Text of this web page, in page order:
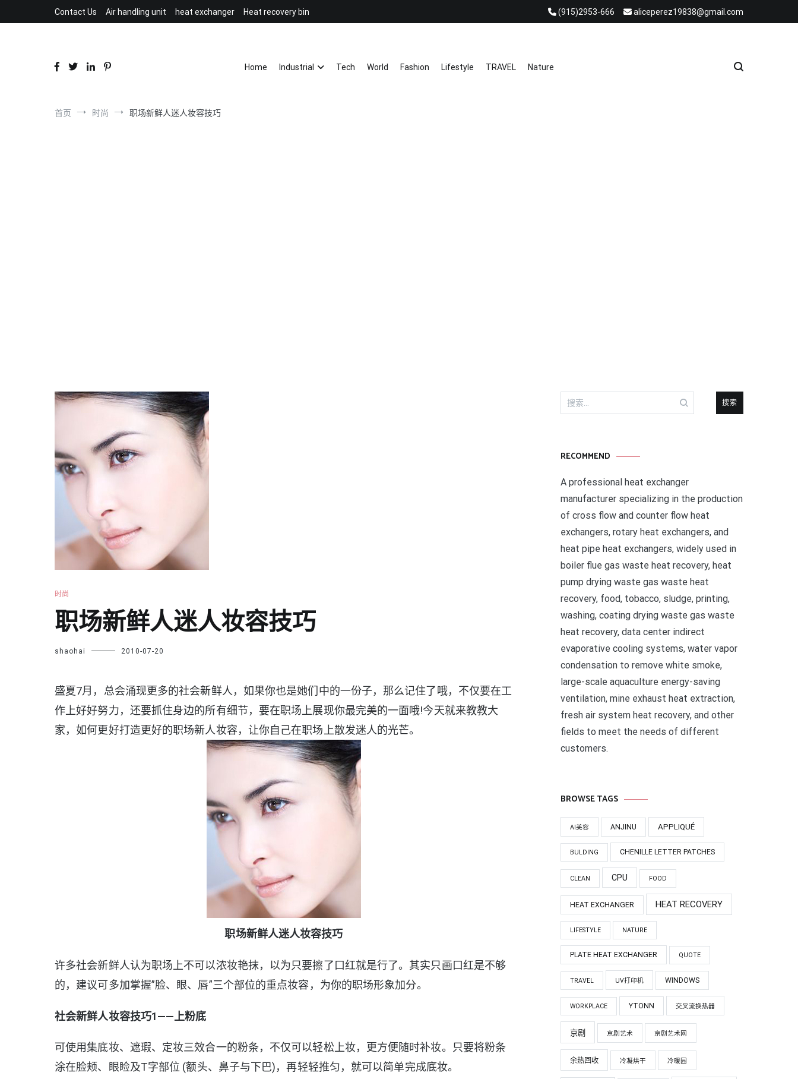
到
Contact Us Air handling unit heat exchanger Heat recovery bin (915)2953-666 aliceperez19838@gmail.com
Home
Industrial Tech World Fashion Lifestyle TRAVEL Nature
首页 时尚 职场新鲜人迷人妆容技巧
时尚
职场新鲜人迷人妆容技巧
shaohai 2010-07-20
盛夏7月，总会涌现更多的社会新鲜人，如果你也是她们中的一份子，那么记住了哦，不仅要在工
作上好好努力，还要抓住身边的所有细节，要在职场上展现你最完美的一面哦!今天就来教教大
家，如何更好打造更好的职场新人妆容，让你自己在职场上散发迷人的光芒。
职场新鲜人迷人妆容技巧
许多社会新鲜人认为职场上不可以浓妆艳抹，以为只要擦了口红就是行了。其实只画口红是不够
的，建议可多加掌握”脸、眼、唇”三个部位的重点妆容，为你的职场形象加分。
社会新鲜人妆容技巧1——上粉底
可使用集底妆、遮瑕、定妆三效合一的粉条，不仅可以轻松上妆，更方便随时补妆。只要将粉条
涂在脸颊、眼睑及T字部位 (额头、鼻子与下巴)，再轻轻推匀，就可以简单完成底妆。
搜
索：
RECOMMEND
A professional heat exchanger
manufacturer specializing in the production
of cross flow and counter flow heat
exchangers, rotary heat exchangers, and
heat pipe heat exchangers, widely used in
boiler flue gas waste heat recovery, heat
pump drying waste gas waste heat
recovery, food, tobacco, sludge, printing,
washing, coating drying waste gas waste
heat recovery, data center indirect
evaporative cooling systems, water vapor
condensation to remove white smoke,
large-scale aquaculture energy-saving
ventilation, mine exhaust heat extraction,
fresh air system heat recovery, and other
fields to meet the needs of different
customers.
BROWSE TAGS
AI美容 ANJINU APPLIQUÉ
BULDING CHENILLE LETTER PATCHES
CLEAN CPU FOOD
HEAT EXCHANGER HEAT RECOVERY
LIFESTYLE NATURE
PLATE HEAT EXCHANGER QUOTE
TRAVEL UV打印机 WINDOWS
WORKPLACE YTONN 交叉流换热器
京剧 京剧艺术 京剧艺术网
余热回收 冷凝烘干 冷暖园